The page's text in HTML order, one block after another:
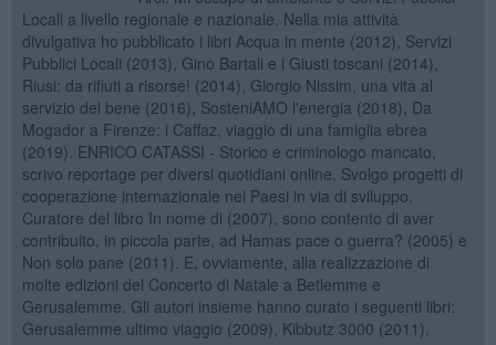
Locali a livello regionale e nazionale. Nella mia attività
divulgativa ho pubblicato i libri Acqua in mente (2012), Servizi
Pubblici Locali (2013), Gino Bartali e i Giusti toscani (2014),
Riusi: da rifiuti a risorse! (2014), Giorgio Nissim, una vita al
servizio del bene (2016), SosteniAMO l'energia (2018), Da
Mogador a Firenze: i Caffaz, viaggio di una famiglia ebrea
(2019). ENRICO CATASSI - Storico e criminologo mancato,
scrivo reportage per diversi quotidiani online. Svolgo progetti di
cooperazione internazionale nei Paesi in via di sviluppo.
Curatore del libro In nome di (2007), sono contento di aver
contribuito, in piccola parte, ad Hamas pace o guerra? (2005) e
Non solo pane (2011). E, ovviamente, alla realizzazione di
molte edizioni del Concerto di Natale a Betlemme e
Gerusalemme. Gli autori insieme hanno curato i seguenti libri:
Gerusalemme ultimo viaggio (2009), Kibbutz 3000 (2011),